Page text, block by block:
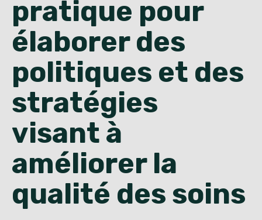
pratique pour
élaborer des
politiques et des
stratégies
visant à
améliorer la
qualité des soins